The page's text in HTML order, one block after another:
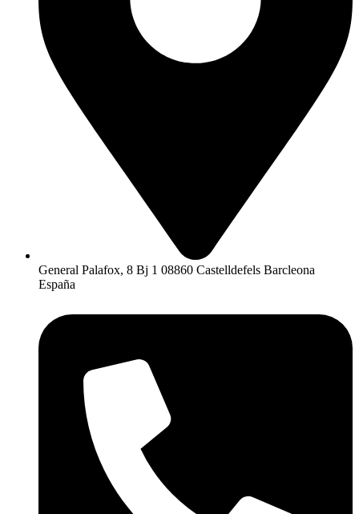
General Palafox, 8 Bj 1 08860 Castelldefels Barcleona
España